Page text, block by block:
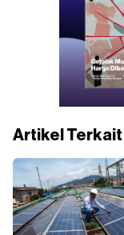
Artikel Terkait